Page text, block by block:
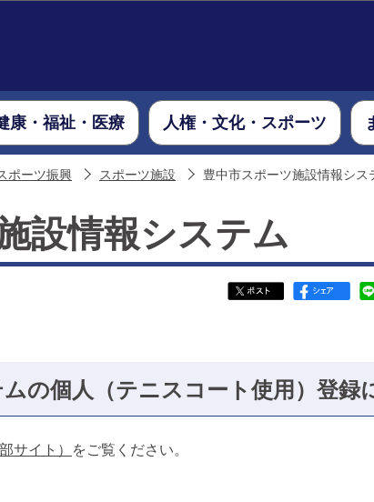
康・福祉・医療 人権・文化・スポーツ
ポーツ振興 スポーツ施設 豊中市スポーツ施設情報シス
設情報システム
の個人（テニスコート使用）登録
サイト） をご覧ください。